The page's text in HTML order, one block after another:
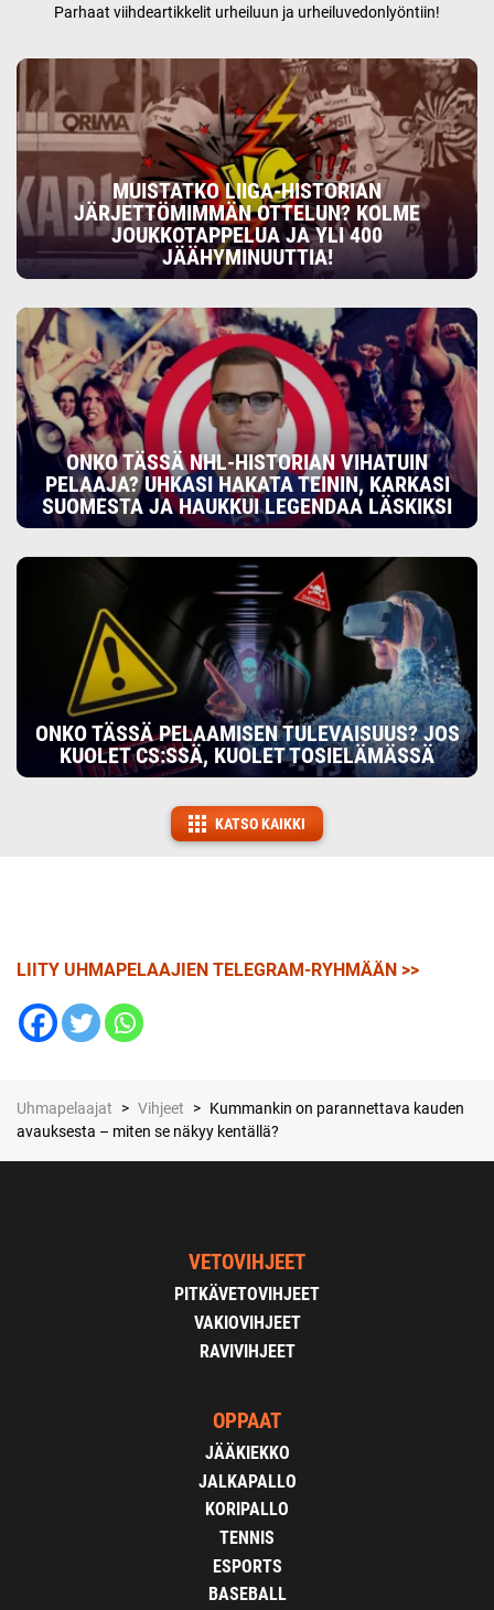
Parhaat viihdeartikkelit urheiluun ja urheiluvedonlyöntiin!
MUISTATKO LIIGA-HISTORIAN
JÄRJETTÖMIMMÄN OTTELUN? KOLME
JOUKKOTAPPELUA JA YLI 400
JÄÄHYMINUUTTIA!
ONKO TÄSSÄ NHL-HISTORIAN VIHATUIN
PELAAJA? UHKASI HAKATA TEININ, KARKASI
SUOMESTA JA HAUKKUI LEGENDAA LÄSKIKSI
ONKO TÄSSÄ PELAAMISEN TULEVAISUUS? JOS
KUOLET CS:SSÄ, KUOLET TOSIELÄMÄSSÄ
KATSO KAIKKI
LIITY UHMAPELAAJIEN TELEGRAM-RYHMÄÄN >>
Uhmapelaajat > Vihjeet > Kummankin on parannettava kauden
avauksesta – miten se näkyy kentällä?
VETOVIHJEET
PITKÄVETOVIHJEET
VAKIOVIHJEET
RAVIVIHJEET
OPPAAT
JÄÄKIEKKO
JALKAPALLO
KORIPALLO
TENNIS
ESPORTS
BASEBALL